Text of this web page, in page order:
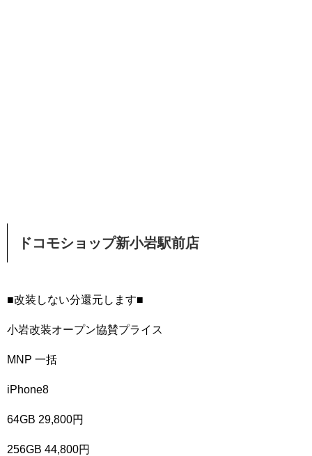
ドコモショップ新小岩駅前店
■改装しない分還元します■
小岩改装オープン協賛プライス
MNP 一括
iPhone8
64GB 29,800円
256GB 44,800円